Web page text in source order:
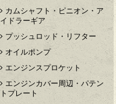
カムシャフト・ピニオン・ア
イドラーギア
プッシュロッド・リフター
オイルポンプ
エンジンスプロケット
エンジンカバー周辺・パテン
トプレート